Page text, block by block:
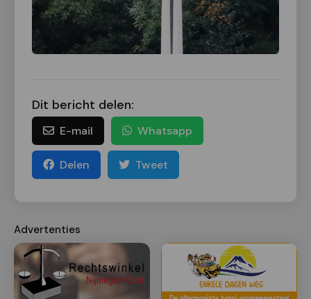
Dit bericht delen:
E-mail Whatsapp
Delen Tweet
Advertenties